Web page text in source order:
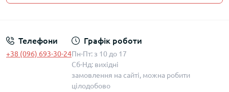
Телефони
+38 (096) 693-30-24
Графік роботи
Пн-Пт: з 10 до 17
Сб-Нд: вихідні
замовлення на сайті, можна робити
цілодобово